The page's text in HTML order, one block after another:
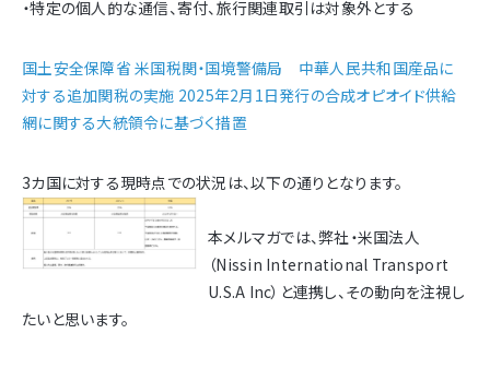
・特定の個人的な通信、寄付、旅行関連取引は対象外とする
国土安全保障省 米国税関・国境警備局 中華人民共和国産品に
対する追加関税の実施 2025年2月1日発行の合成オピオイド供給
網に関する大統領令に基づく措置
3カ国に対する現時点での状況は、以下の通りとなります。
本メルマガでは、弊社・米国法人
（Nissin International Transport
U.S.A Inc）と連携し、その動向を注視し
たいと思います。